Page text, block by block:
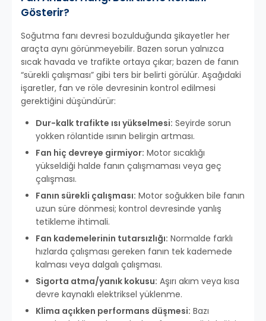
Gösterir?
Soğutma fanı devresi bozulduğunda şikayetler her
araçta aynı görünmeyebilir. Bazen sorun yalnızca
sıcak havada ve trafikte ortaya çıkar; bazen de fanın
“sürekli çalışması” gibi ters bir belirti görülür. Aşağıdaki
işaretler, fan ve röle devresinin kontrol edilmesi
gerektiğini düşündürür:
Dur-kalk trafikte ısı yükselmesi: Seyirde sorun
yokken rölantide ısının belirgin artması.
Fan hiç devreye girmiyor: Motor sıcaklığı
yükseldiği halde fanın çalışmaması veya geç
çalışması.
Fanın sürekli çalışması: Motor soğukken bile fanın
uzun süre dönmesi; kontrol devresinde yanlış
tetikleme ihtimali.
Fan kademelerinin tutarsızlığı: Normalde farklı
hızlarda çalışması gereken fanın tek kademede
kalması veya dalgalı çalışması.
Sigorta atma/yanık kokusu: Aşırı akım veya kısa
devre kaynaklı elektriksel yüklenme.
Klima açıkken performans düşmesi: Bazı